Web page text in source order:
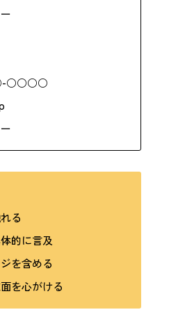
○○○○
る
的に言及
を含める
を心がける